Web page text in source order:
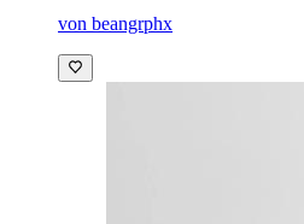
von beangrphx